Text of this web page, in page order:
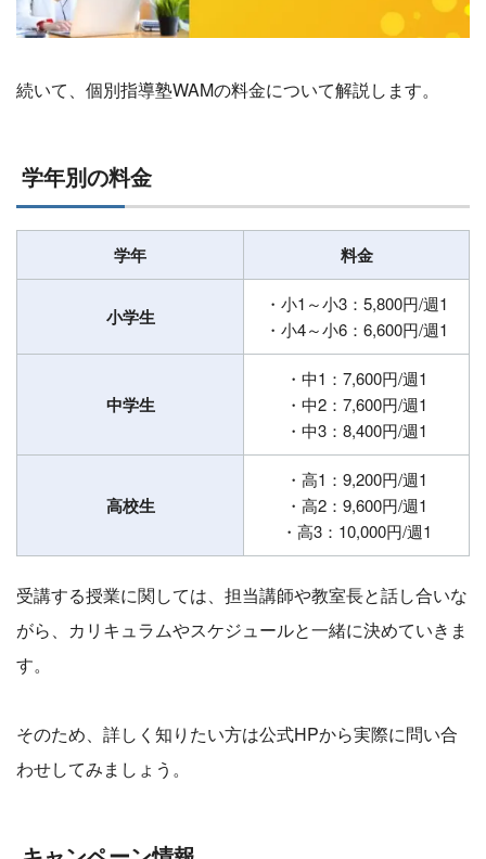
続いて、個別指導塾WAMの料金について解説します。
学年別の料金
学年 料金
小学生
・小1～小3：5,800円/週1
・小4～小6：6,600円/週1
中学生
・中1：7,600円/週1
・中2：7,600円/週1
・中3：8,400円/週1
高校生
・高1：9,200円/週1
・高2：9,600円/週1
・高3：10,000円/週1
受講する授業に関しては、担当講師や教室長と話し合いな
がら、カリキュラムやスケジュールと一緒に決めていきま
す。
そのため、詳しく知りたい方は公式HPから実際に問い合
わせしてみましょう。